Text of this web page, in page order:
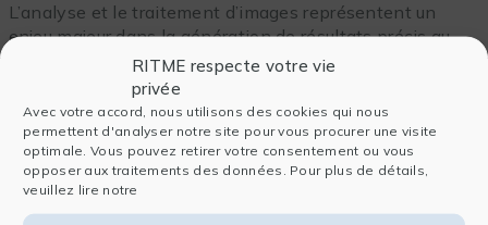
RITME respecte votre vie
privée
Avec votre accord, nous utilisons des cookies qui nous
permettent d'analyser notre site pour vous procurer une visite
optimale. Vous pouvez retirer votre consentement ou vous
opposer aux traitements des données. Pour plus de détails,
veuillez lire notre
L’analyse et le traitement d’images représentent un
enjeu majeur dans la génération de résultats précis au
seins des laboratoires. Il existe de nouveaux outils
innovants, utilisant l’
notamment leDeep Learning, permettant la mise en
place de bases de données de template.
Miparest un outil puissant d’analyse d’images
capturées à partir de nombreux appareils (microscope
optique, confocal, électronique, biphotonique,